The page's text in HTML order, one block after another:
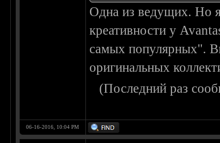
Одна из ведущих. Но я
креативности у
самых популярных".
оригинальных
(Последний раз
06-16-2016, 10:04 PM